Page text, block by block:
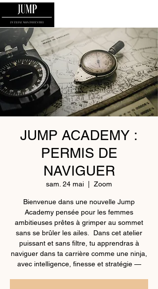
JUMP ACADEMY :
PERMIS DE
NAVIGUER
sam. 24 mai Zoom
Bienvenue dans une nouvelle Jump
Academy pensée pour les femmes
ambitieuses prêtes à grimper au sommet
sans se brûler les ailes. Dans cet atelier
puissant et sans filtre, tu apprendras à
naviguer dans ta carrière comme une ninja,
avec intelligence, finesse et stratégie —